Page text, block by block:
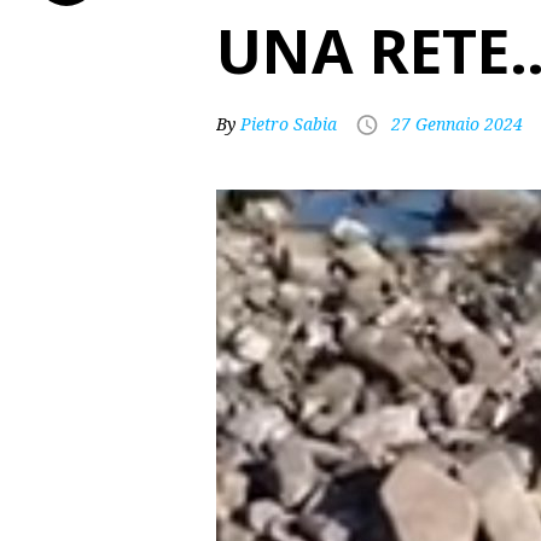
UNA
ByPietro Sabia 27 Gennaio 2024